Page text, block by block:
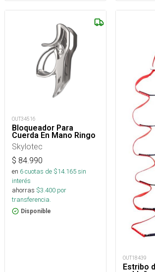
OUT34516
Bloqueador Para
Cuerda En Mano Ringo
Skylotec
$ 84.990
en 6cuotas de $14.165sin
interés
ahorras $3.400 por
transferencia.
Disponible
OUT18439
Estribo